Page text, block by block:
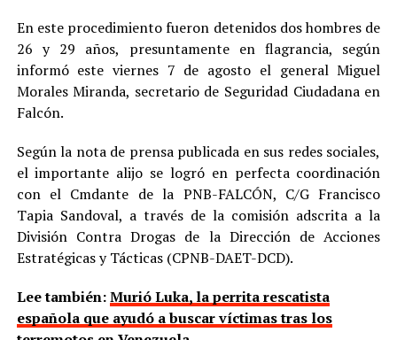
En este procedimiento fueron detenidos dos hombres de
26 y 29 años, presuntamente en flagrancia, según
informó este viernes 7 de agosto el general Miguel
Morales Miranda, secretario de Seguridad Ciudadana en
Falcón.
Según la nota de prensa publicada en sus redes sociales,
el importante alijo se logró en perfecta coordinación
con el Cmdante de la PNB-FALCÓN, C/G Francisco
Tapia Sandoval, a través de la comisión adscrita a la
División Contra Drogas de la Dirección de Acciones
Estratégicas y Tácticas (CPNB-DAET-DCD).
Lee también:Murió Luka, la perrita rescatista
española que ayudó a buscar víctimas tras los